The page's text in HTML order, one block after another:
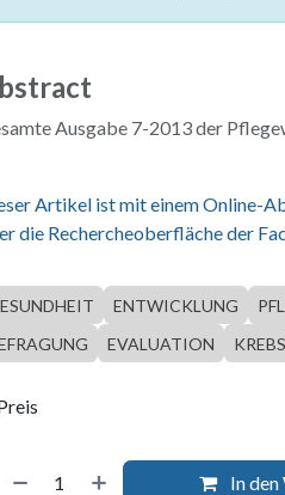
Ausgabe 7-2013 der
Artikel ist mit einem Online-
die Rechercheoberfläche der
ENTWICKLUNG
EVALUATION KREBS
In